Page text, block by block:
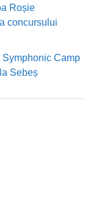
Roșie
concursului
Camp
Sebeș